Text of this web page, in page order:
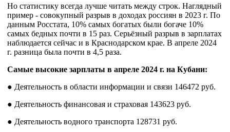
Но статистику всегда лучше читать между строк. Наглядный
пример - совокупный разрыв в доходах россиян в 2023 г. По
данным Росстата, 10% самых богатых были богаче 10%
самых бедных почти в 15 раз. Серьёзный разрыв в зарплатах
наблюдается сейчас и в Краснодарском крае. В апреле 2024
г. разница была почти в 4,5 раза.
Самые высокие зарплаты в апреле 2024 г. на Кубани:
● Деятельность в области информации и связи 146472 руб.
● Деятельность финансовая и страховая 143623 руб.
● Деятельность водного транспорта 128731 руб.